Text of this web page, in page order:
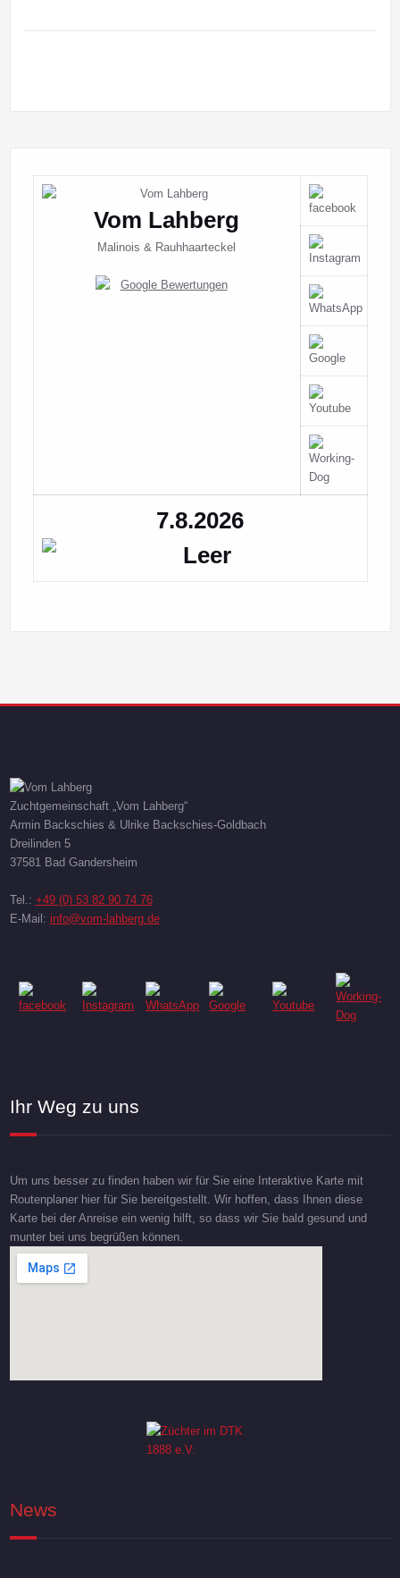
Vom Lahberg
Malinois & Rauhhaarteckel
7.8.2026
Zuchtgemeinschaft „Vom Lahberg“
Armin Backschies & Ulrike Backschies-Goldbach
Dreilinden 5
37581 Bad Gandersheim
Tel.: +49 (0) 53 82 90 74 76
E-Mail: info@vom-lahberg.de
Ihr Weg zu uns
Um uns besser zu finden haben wir für Sie eine Interaktive Karte mit
Routenplaner hier für Sie bereitgestellt. Wir hoffen, dass Ihnen diese
Karte bei der Anreise ein wenig hilft, so dass wir Sie bald gesund und
munter bei uns begrüßen können.
News